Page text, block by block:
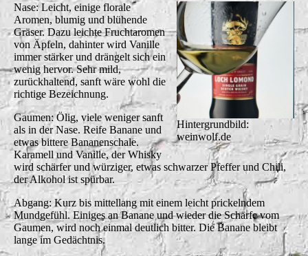
Hintergrundbild:
weinwolf.de
Nase: Leicht, einige florale
Aromen, blumig und blühende
Gräser. Dazu leichte Fruchtaromen
von Äpfeln, dahinter wird Vanille
immer stärker und drängelt sich ein
wenig hervor. Sehr mild,
zurückhaltend, sanft wäre wohl die
richtige Bezeichnung.
Gaumen: Ölig, viele weniger sanft
als in der Nase. Reife Banane und
etwas bittere Bananenschale.
Karamell und Vanille, der Whisky
wird schärfer und würziger, etwas schwarzer Pfeffer und Chili,
der Alkohol ist spürbar.
Abgang: Kurz bis mittellang mit einem leicht prickelndem
Mundgefühl. Einiges an Banane und wieder die Schärfe vom
Gaumen, wird noch einmal deutlich bitter. Die Banane bleibt
lange im Gedächtnis.